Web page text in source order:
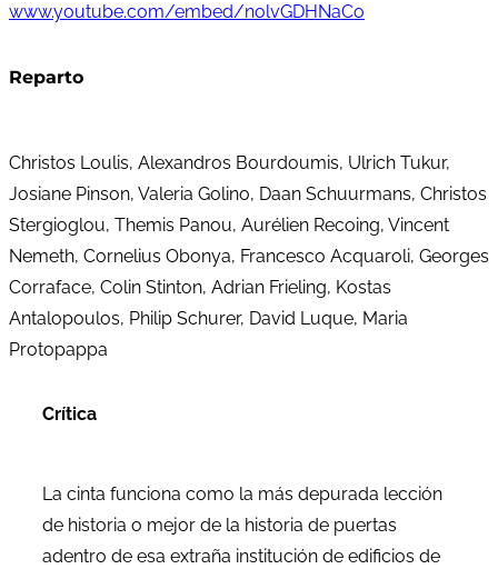
www.youtube.com/embed/nolvGDHNaCo
Reparto
Christos Loulis, Alexandros Bourdoumis, Ulrich Tukur,
Josiane Pinson, Valeria Golino, Daan Schuurmans, Christos
Stergioglou, Themis Panou, Aurélien Recoing, Vincent
Nemeth, Cornelius Obonya, Francesco Acquaroli, Georges
Corraface, Colin Stinton, Adrian Frieling, Kostas
Antalopoulos, Philip Schurer, David Luque, Maria
Protopappa
Crítica
La cinta funciona como la más depurada lección
de historia o mejor de la historia de puertas
adentro de esa extraña institución de edificios de